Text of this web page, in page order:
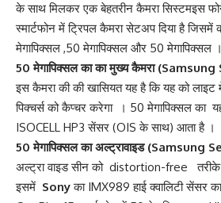
के साथ मिलकर एक बेहतरीन कैमरा सिस्टमइस
स्मार्टफोन में ट्रिपल कैमरा सेटअप दिया है जिसमें
मेगापिक्सल ,50 मेगापिक्सल और 50 मेगापिक्सल ।
50 मेगापिक्सल का का मुख्य कैमरा
इस कैमरा की की खासियत यह है कि यह को लाइट
पिक्चर्स को कैप्चर करेगा । 50 मेगापिक्सल का
ISOCELL HP3 सेंसर (OIS के साथ) आता है ।
50 मेगापिक्सल का अल्ट्रावाइड (Samsung
अल्ट्रा वाइड सीन को distortion-free
इसमें Sonyका IMX989 हाई क्वालिटी सेंसर